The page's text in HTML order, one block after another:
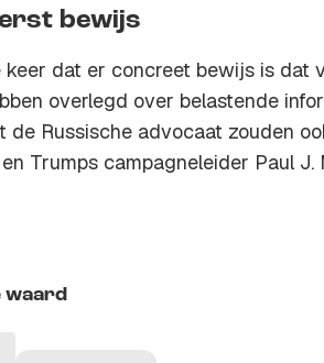
bewijs
keer dat er concreet bewijs is dat
overlegd over belastende
de Russische advocaat zouden
Trumps campagneleider Paul
waard